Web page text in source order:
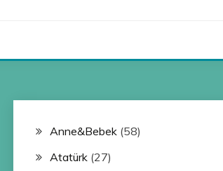
Anne&Bebek(58)
Atatürk(27)